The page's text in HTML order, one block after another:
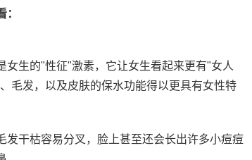
生的"性征"激素，它让女生看起来更有"女人
毛发，以及皮肤的保水功能得以更具有女性特
发干枯容易分叉，脸上甚至还会长出许多小痘痘